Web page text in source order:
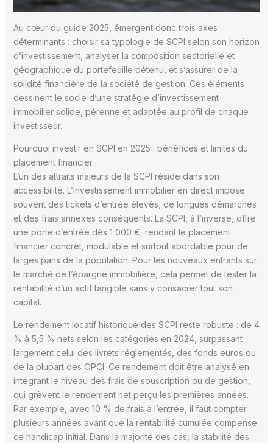
Au cœur du guide 2025, émergent donc trois axes
déterminants : choisir sa typologie de SCPI selon son horizon
d’investissement, analyser la composition sectorielle et
géographique du portefeuille détenu, et s’assurer de la
solidité financière de la société de gestion. Ces éléments
dessinent le socle d’une stratégie d’investissement
immobilier solide, pérenne et adaptée au profil de chaque
investisseur.
Pourquoi investir en SCPI en 2025 : bénéfices et limites du
placement financier
L’un des attraits majeurs de la SCPI réside dans son
accessibilité. L’investissement immobilier en direct impose
souvent des tickets d’entrée élevés, de longues démarches
et des frais annexes conséquents. La SCPI, à l’inverse, offre
une porte d’entrée dès 1 000 €, rendant le placement
financier concret, modulable et surtout abordable pour de
larges pans de la population. Pour les nouveaux entrants sur
le marché de l’épargne immobilière, cela permet de tester la
rentabilité d’un actif tangible sans y consacrer tout son
capital.
Le rendement locatif historique des SCPI reste robuste : de 4
% à 5,5 % nets selon les catégories en 2024, surpassant
largement celui des livrets réglementés, des fonds euros ou
de la plupart des OPCI. Ce rendement doit être analysé en
intégrant le niveau des frais de souscription ou de gestion,
qui grèvent le rendement net perçu les premières années.
Par exemple, avec 10 % de frais à l’entrée, il faut compter
plusieurs années avant que la rentabilité cumulée compense
ce handicap initial. Dans la majorité des cas, la stabilité des